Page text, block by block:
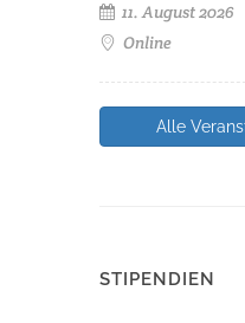
11. August 2026
Online
Alle
STIPENDIEN